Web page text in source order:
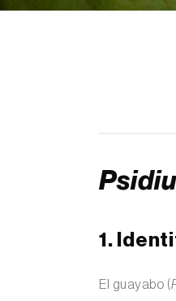
1.
El guayabo (